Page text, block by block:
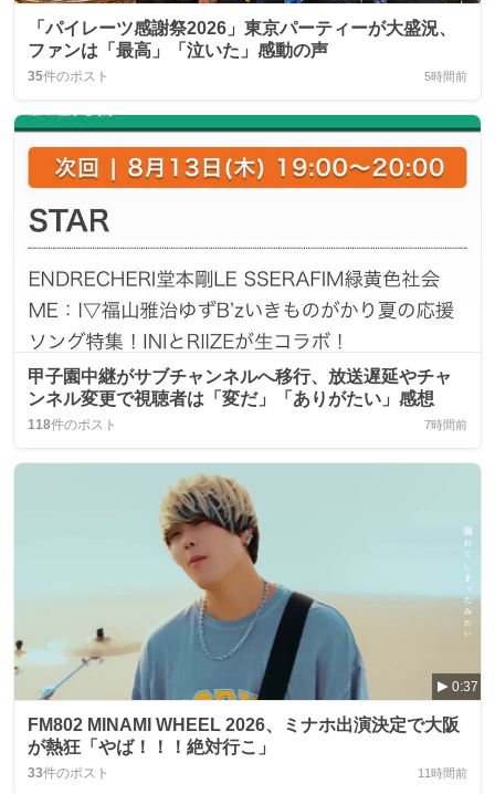
「パイレーツ感謝祭2026」東京パーティーが大盛況、
ファンは「最高」「泣いた」感動の声
35件のポスト 5時間前
甲子園中継がサブチャンネルへ移行、放送遅延やチャ
ンネル変更で視聴者は「変だ」「ありがたい」感想
118件のポスト 7時間前
0:37
FM802 MINAMI WHEEL 2026、ミナホ出演決定で大阪
が熱狂「やば！！！絶対行こ」
33件のポスト 11時間前